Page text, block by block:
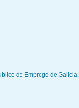
de Emprego de Galicia.